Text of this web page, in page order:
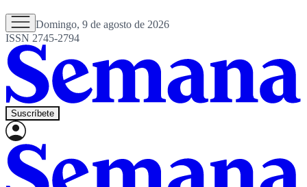
Domingo, 9 de agosto de 2026
ISSN 2745-2794
Suscríbete